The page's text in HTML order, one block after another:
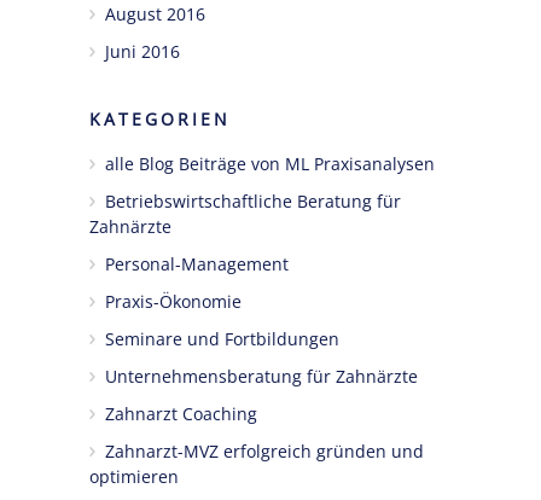
August 2016
Juni 2016
KATEGORIEN
alle Blog Beiträge von ML Praxisanalysen
Betriebswirtschaftliche Beratung für
Zahnärzte
Personal-Management
Praxis-Ökonomie
Seminare und Fortbildungen
Unternehmensberatung für Zahnärzte
Zahnarzt Coaching
Zahnarzt-MVZ erfolgreich gründen und
optimieren